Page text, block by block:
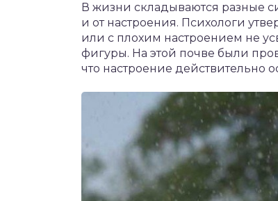
В жизни складываются разные
и от настроения. Психологи
или с плохим настроением не
фигуры. На этой почве были
что настроение действительно